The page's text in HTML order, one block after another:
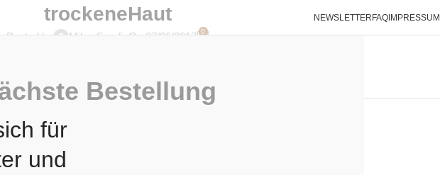
Bestellung
für
und
NEWSLETTERFAQIMPRESSUM
trockeneHaut
Posted by Milos SundicOn 07/06/2017 0